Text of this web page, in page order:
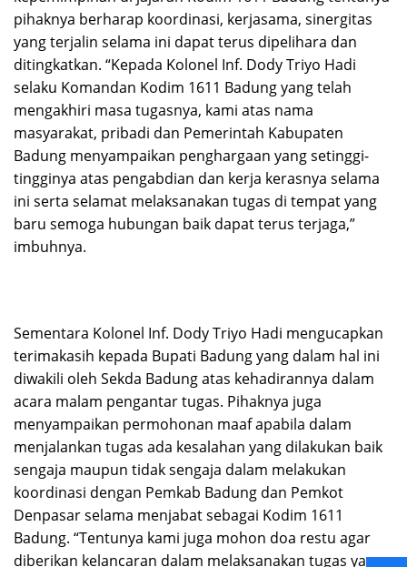
pihaknya berharap koordinasi, kerjasama, sinergitas
yang terjalin selama ini dapat terus dipelihara dan
ditingkatkan. “Kepada Kolonel Inf. Dody Triyo Hadi
selaku Komandan Kodim 1611 Badung yang telah
mengakhiri masa tugasnya, kami atas nama
masyarakat, pribadi dan Pemerintah Kabupaten
Badung menyampaikan penghargaan yang setinggi-
tingginya atas pengabdian dan kerja kerasnya selama
ini serta selamat melaksanakan tugas di tempat yang
baru semoga hubungan baik dapat terus terjaga,”
imbuhnya.
Sementara Kolonel Inf. Dody Triyo Hadi mengucapkan
terimakasih kepada Bupati Badung yang dalam hal ini
diwakili oleh Sekda Badung atas kehadirannya dalam
acara malam pengantar tugas. Pihaknya juga
menyampaikan permohonan maaf apabila dalam
menjalankan tugas ada kesalahan yang dilakukan baik
sengaja maupun tidak sengaja dalam melakukan
koordinasi dengan Pemkab Badung dan Pemkot
Denpasar selama menjabat sebagai Kodim 1611
Badung. “Tentunya kami juga mohon doa restu agar
diberikan kelancaran dalam melaksanakan tugas yang